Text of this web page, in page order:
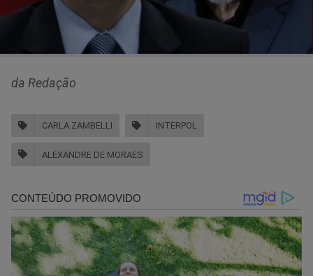
da Redação
CARLA ZAMBELLI INTERPOL
ALEXANDRE DE MORAES